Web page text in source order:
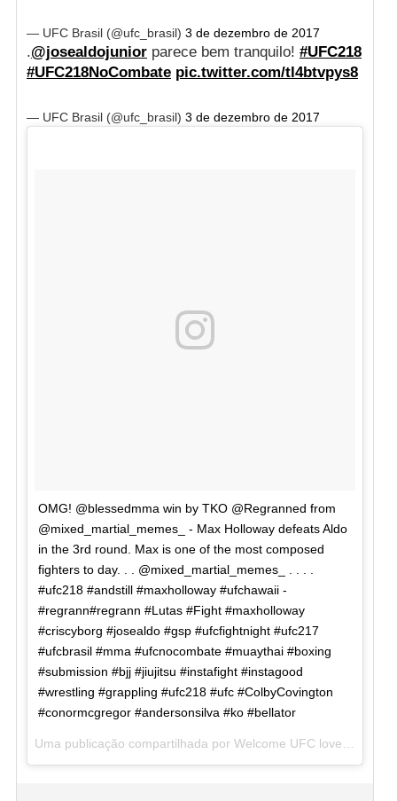
— UFC Brasil (@ufc_brasil) 3 de dezembro de 2017
.@josealdojuniorparece bem tranquilo! #UFC218
#UFC218NoCombate pic.twitter.com/tl4btvpys8
— UFC Brasil (@ufc_brasil) 3 de dezembro de 2017
OMG! @blessedmma win by TKO @Regranned from
@mixed_martial_memes_ - Max Holloway defeats Aldo
in the 3rd round. Max is one of the most composed
fighters to day. . . @mixed_martial_memes_ . . . .
#ufc218 #andstill #maxholloway #ufchawaii -
#regrann#regrann #Lutas #Fight #maxholloway
#criscyborg #josealdo #gsp #ufcfightnight #ufc217
#ufcbrasil #mma #ufcnocombate #muaythai #boxing
#submission #bjj #jiujitsu #instafight #instagood
#wrestling #grappling #ufc218 #ufc #ColbyCovington
#conormcgregor #andersonsilva #ko #bellator